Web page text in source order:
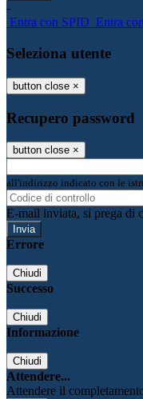
-
Entra con SPID Entra
Seleziona utente
button close ×
Recupero password
button close ×
all'indirizzo indicato con le
E-mail inviata, si prega di
Errore
Chiudi
Successo
Chiudi
Informazione
Chiudi
Attendere...
Attendere il